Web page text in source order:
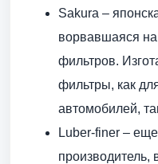
Sakura –
ворвавшаяся
фильтров.
фильтры, как
автомобилей,
Luber-finer –